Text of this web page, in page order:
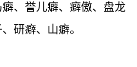
、誉儿癖、癖傲、盘龙
研癖、山癖。